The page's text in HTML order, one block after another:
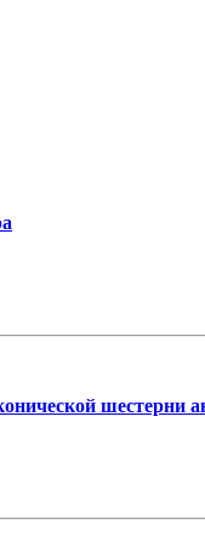
шестерни